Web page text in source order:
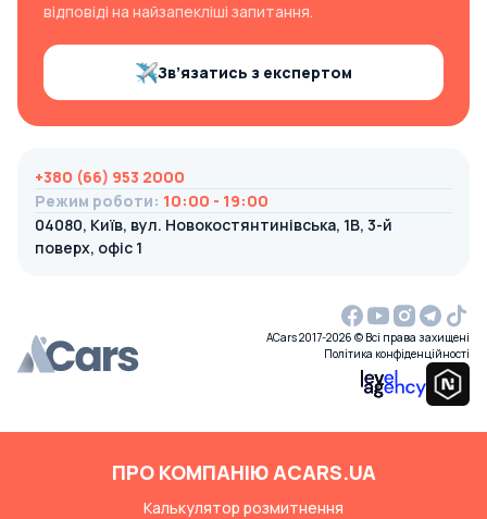
відповіді на найзапекліші запитання.
Зв’язатись з експертом
+380 (66) 953 2000
Режим роботи: 10:00 - 19:00
04080, Київ, вул. Новокостянтинівська, 1В, 3-й
поверх, офіс 1
ACars 2017-2026 © Всі права захищені
Політика конфіденційності
ПРО КОМПАНІЮ ACARS.UA
Калькулятор розмитнення